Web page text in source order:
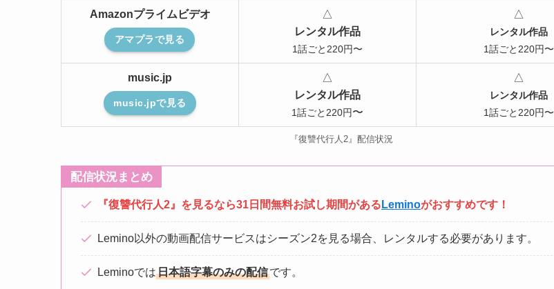
Amazonプライムビデオ
アマプラで見る
△
レンタル作品
1話ごと220円〜
△
レンタル作品
1話ごと220円〜
music.jp
music.jpで見る
△
レンタル作品
1話ごと220円〜
△
レンタル作品
1話ごと220円〜
『復讐代行人2』配信状況
配信状況まとめ
『復讐代行人2』を見るなら31日間無料お試し期間がある Leminoがおすすめです！
Lemino以外の動画配信サービスはシーズン2を見る場合、レンタルする必要があります。
Leminoでは日本語字幕のみの配信です。